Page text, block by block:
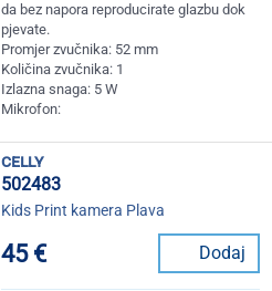
da bez napora reproducirate glazbu dok
pjevate.
Promjer zvučnika: 52 mm
Količina zvučnika: 1
Izlazna snaga: 5 W
Mikrofon:
celly
502483
Kids Print kamera Plava
45 € Dodaj